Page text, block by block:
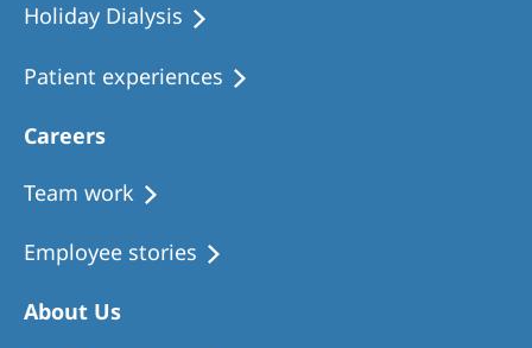
Holiday Dialysis
Patient experiences
Careers
Team work
Employee stories
About Us